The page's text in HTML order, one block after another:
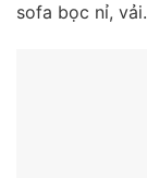
sofa bọc nỉ, vải.